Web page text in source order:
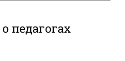
педагогах